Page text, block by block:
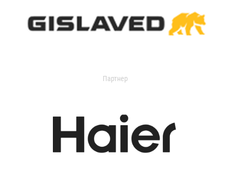
Партнер